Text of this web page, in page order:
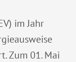
im Jahr
Zum 01. Mai